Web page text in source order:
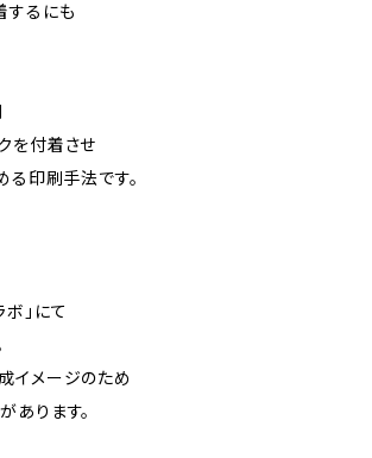
するにも
を付着させ
る印刷手法です。
」にて
イメージのため
あります。